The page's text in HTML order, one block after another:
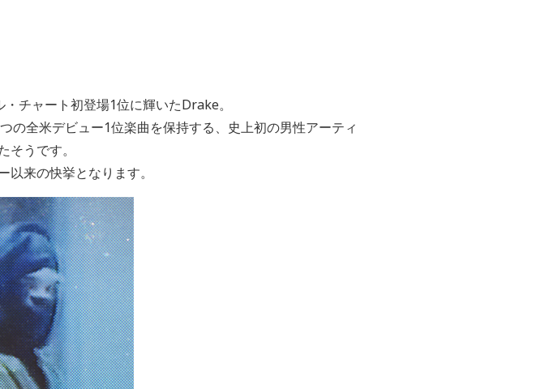
チャート初登場1位に輝いたDrake。
の全米デビュー1位楽曲を保持する、史上初の男性アーティ
そうです。
以来の快挙となります。